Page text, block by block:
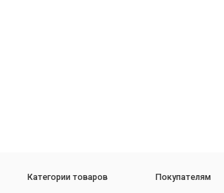
Категории товаров Покупателям